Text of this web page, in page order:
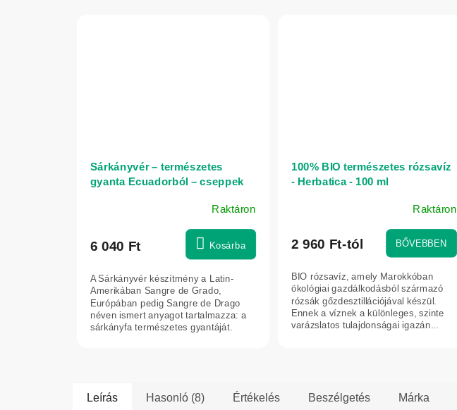
Sárkányvér – természetes
gyanta Ecuadorból – cseppek
átlagos
ből
5,0
csillag.
Raktáron
6 040 Ft Kosárba
A Sárkányvér készítmény a Latin-
Amerikában Sangre de Grado,
Európában pedig Sangre de Drago
néven ismert anyagot tartalmazza: a
sárkányfa természetes gyantáját.
100% BIO természetes rózsavíz
- Herbatica - 100 ml
átlagos
5-
ből
5,0
csillag.
Raktáron
2 960 Ft-tól BŐVEBBEN
BIO rózsavíz, amely Marokkóban
ökológiai gazdálkodásból származó
rózsák gőzdesztillációjával készül.
Ennek a víznek a különleges, szinte
varázslatos tulajdonságai igazán...
Leírás Hasonló (8) Értékelés Beszélgetés Márka